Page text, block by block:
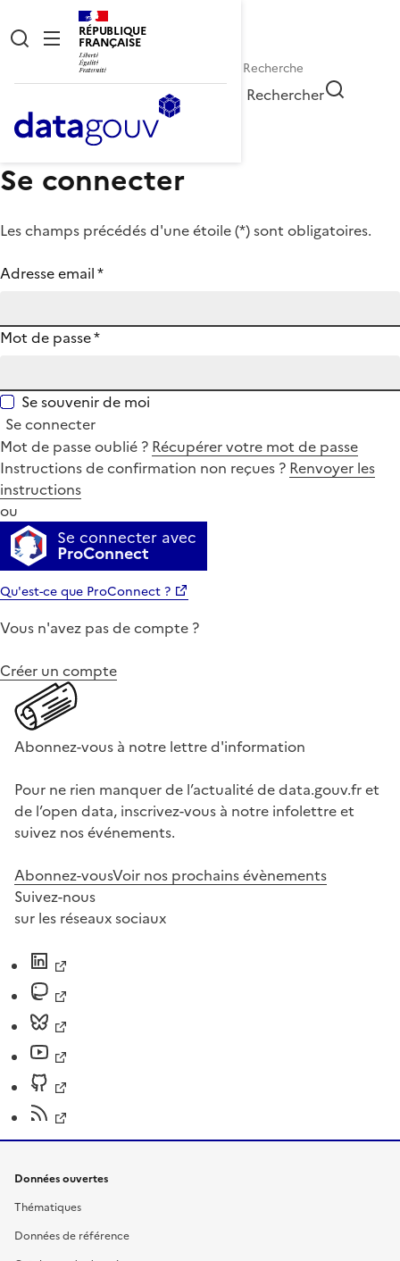
RÉPUBLIQUE
FRANÇAISE
Rechercher
Se connecter
Les champs précédés d'une étoile (*) sont obligatoires.
Adresse email*
Mot de passe*
Se souvenir de moi
Se connecter
Mot de passe oublié ? Récupérer votre mot de passe
Instructions de confirmation non reçues ? Renvoyer les
instructions
ou
Se connecter avec
ProConnect
Qu'est-ce que ProConnect ?
Vous n'avez pas de compte ?
Créer un compte
Abonnez-vous à notre lettre d'information
Pour ne rien manquer de l’actualité de data.gouv.fr et
de l’open data, inscrivez-vous à notre infolettre et
suivez nos événements.
Abonnez-vousVoir nos prochains évènements
Suivez-nous
sur les réseaux sociaux
Données ouvertes
Thématiques
Données de référence